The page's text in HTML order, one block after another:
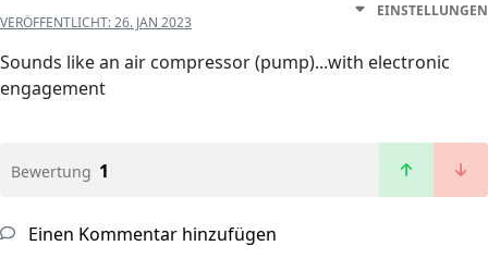
VERÖFFENTLICHT:26. JAN 2023
EINSTELLUNGEN
Sounds like an air compressor (pump)...with electronic
engagement
Bewertung 1
Einen Kommentar hinzufügen